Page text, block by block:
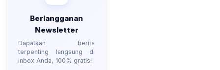
Berlangganan
Newsletter
Dapatkan berita
terpenting langsung di
inbox Anda, 100% gratis!